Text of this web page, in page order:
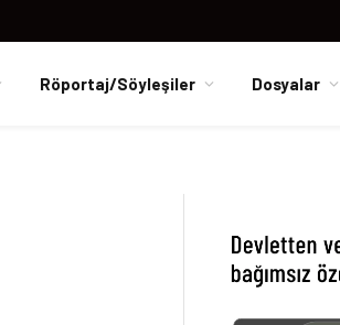
Röportaj/Söyleşiler Dosyalar